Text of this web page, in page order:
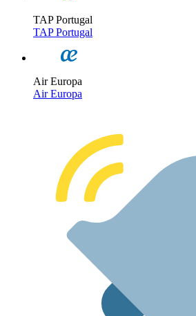
TAP Portugal
TAP Portugal
Air Europa
Air Europa